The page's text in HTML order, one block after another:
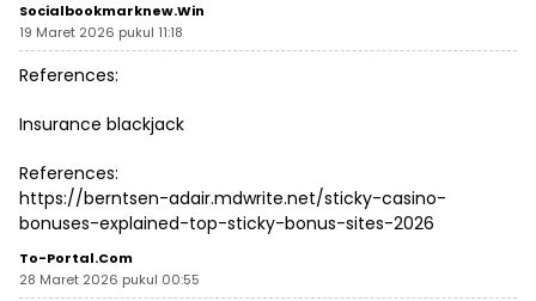
Socialbookmarknew.win
19 Maret 2026 pukul 11:18
References:
Insurance blackjack
References:
https://berntsen-adair.mdwrite.net/sticky-casino-
bonuses-explained-top-sticky-bonus-sites-2026
To-Portal.com
28 Maret 2026 pukul 00:55